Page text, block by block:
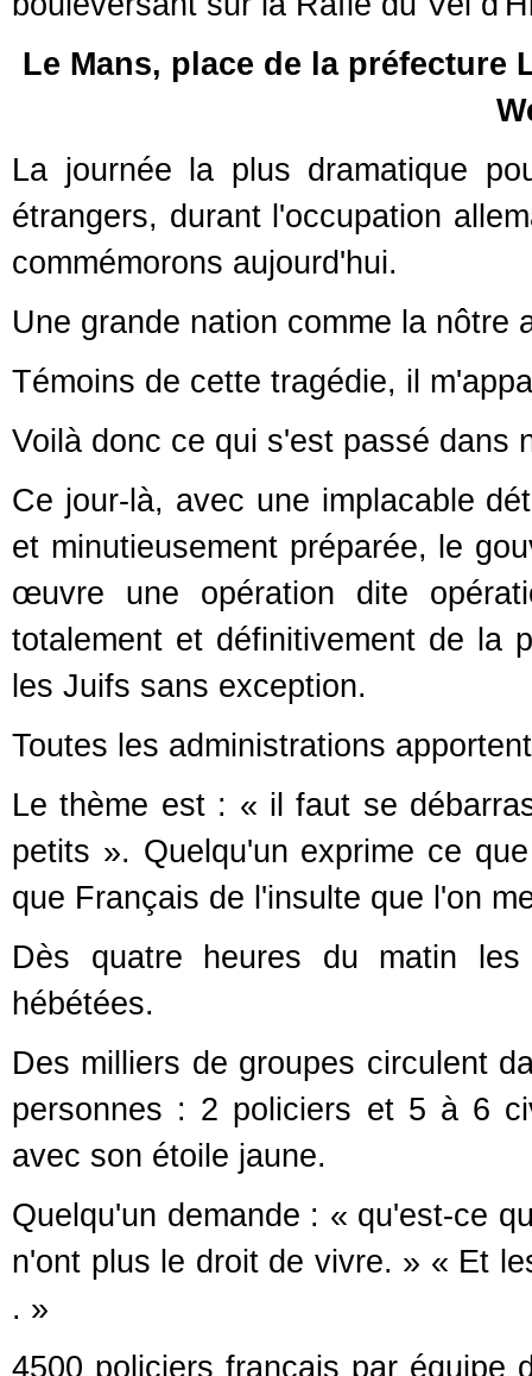
Le Mans, place de la préfecture
La journée la plus dramatique
étrangers, durant l'occupation
commémorons aujourd'hui.
Une grande nation comme la nôtre
Témoins de cette tragédie, il
Voilà donc ce qui s'est passé dans
Ce jour-là, avec une implacable
et minutieusement préparée, le
œuvre une opération dite
totalement et définitivement de la
les Juifs sans exception.
Toutes les administrations
Le thème est : « il faut se
petits ». Quelqu'un exprime ce
que Français de l'insulte que l'on
Dès quatre heures du matin
hébétées.
Des milliers de groupes circulent
personnes : 2 policiers et 5 à 6
avec son étoile jaune.
Quelqu'un demande : « qu'est-ce
n'ont plus le droit de vivre. » « Et
. »
4500 policiers français par équipe